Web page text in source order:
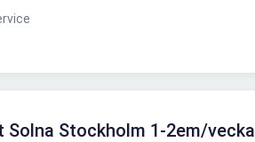
Solna Stockholm 1-2em/vecka